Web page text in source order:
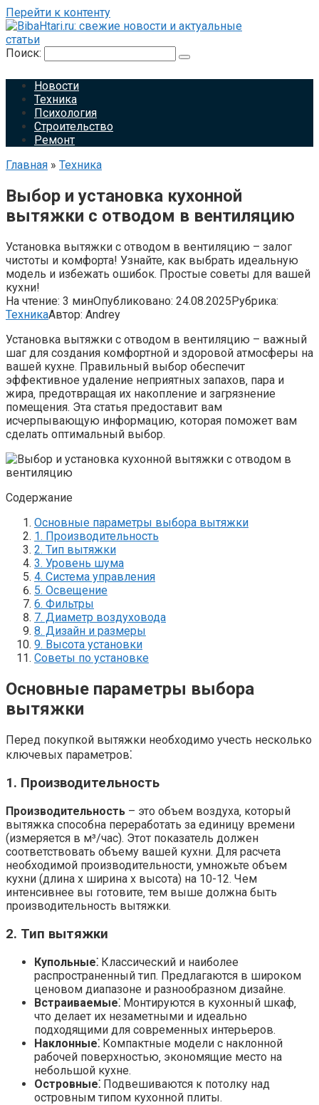
Перейти к контенту
Поиск:
Новости
Техника
Психология
Строительство
Ремонт
Главная » Техника
Выбор и установка кухонной
вытяжки с отводом в вентиляцию
Установка вытяжки с отводом в вентиляцию – залог
чистоты и комфорта! Узнайте, как выбрать идеальную
модель и избежать ошибок. Простые советы для вашей
кухни!
На чтение: 3 минОпубликовано: 24.08.2025Рубрика:
ТехникаАвтор: Andrey
Установка вытяжки с отводом в вентиляцию – важный
шаг для создания комфортной и здоровой атмосферы на
вашей кухне. Правильный выбор обеспечит
эффективное удаление неприятных запахов‚ пара и
жира‚ предотвращая их накопление и загрязнение
помещения. Эта статья предоставит вам
исчерпывающую информацию‚ которая поможет вам
сделать оптимальный выбор.
Содержание
Основные параметры выбора вытяжки
1. Производительность
2. Тип вытяжки
3. Уровень шума
4. Система управления
5. Освещение
6. Фильтры
7. Диаметр воздуховода
8. Дизайн и размеры
9. Высота установки
Советы по установке
Основные параметры выбора
вытяжки
Перед покупкой вытяжки необходимо учесть несколько
ключевых параметров⁚
1. Производительность
Производительность – это объем воздуха‚ который
вытяжка способна переработать за единицу времени
(измеряется в м³/час). Этот показатель должен
соответствовать объему вашей кухни. Для расчета
необходимой производительности‚ умножьте объем
кухни (длина x ширина x высота) на 10-12. Чем
интенсивнее вы готовите‚ тем выше должна быть
производительность вытяжки.
2. Тип вытяжки
Купольные⁚ Классический и наиболее
распространенный тип. Предлагаются в широком
ценовом диапазоне и разнообразном дизайне.
Встраиваемые⁚ Монтируются в кухонный шкаф‚
что делает их незаметными и идеально
подходящими для современных интерьеров.
Наклонные⁚ Компактные модели с наклонной
рабочей поверхностью‚ экономящие место на
небольшой кухне.
Островные⁚ Подвешиваются к потолку над
островным типом кухонной плиты.